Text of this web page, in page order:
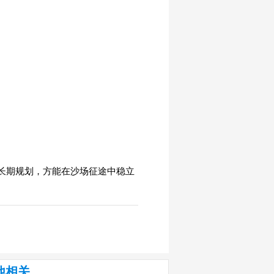
期规划，方能在沙场征途中稳立